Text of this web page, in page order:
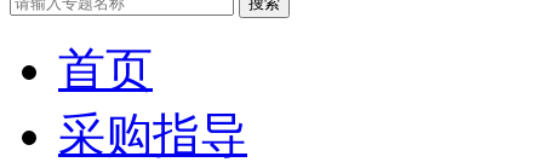
首页
采购指导